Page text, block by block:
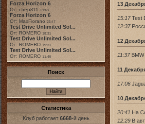
Forza Horizon 6
От: chep811 19:48
Forza Horizon 6
От: MaxFiorano 23:47
Test Drive Unlimited Sol...
От: ROMERO 18:31
Test Drive Unlimited Sol...
От: ROMERO 19:31
Test Drive Unlimited Sol...
От: ROMERO 11:49
Поиск
Статистика
Клуб работает 6668-й день
13
15:17 Test
12:37
12
11:37
11
17:06
10
20:41 На
12:29 В